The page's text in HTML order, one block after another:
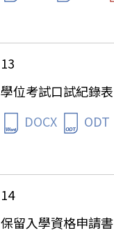
13
學位考試口試紀錄表
DOCX
ODT
14
保留入學資格申請書